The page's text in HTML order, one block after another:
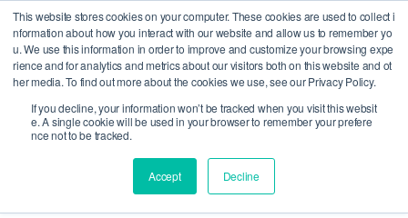
This website stores cookies on your computer. These cookies are used to collect i
nformation about how you interact with our website and allow us to remember yo
u. We use this information in order to improve and customize your browsing expe
rience and for analytics and metrics about our visitors both on this website and ot
her media. To find out more about the cookies we use, see our Privacy Policy.
If you decline, your information won’t be tracked when you visit this websit
e. A single cookie will be used in your browser to remember your prefere
nce not to be tracked.
Accept Decline
MENU
採用情報
私たちは、従業員とクライアントの間のパートナーシップ
として機能します。